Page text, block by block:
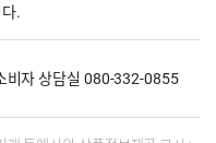
.
비자 상담실 080-332-0855